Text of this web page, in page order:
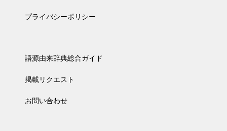
プライバシーポリシー
語源由来辞典総合ガイド
掲載リクエスト
お問い合わせ